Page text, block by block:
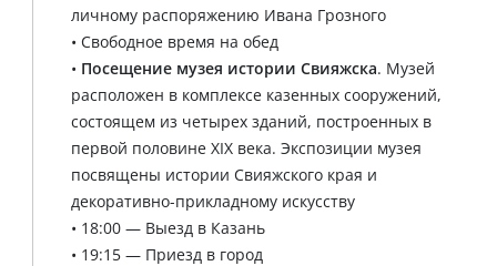
личному распоряжению Ивана Грозного
• Свободное время на обед
• Посещение музея истории Свияжска. Музей
расположен в комплексе казенных сооружений,
состоящем из четырех зданий, построенных в
первой половине XIX века. Экспозиции музея
посвящены истории Свияжского края и
декоративно-прикладному искусству
• 18:00 — Выезд в Казань
• 19:15 — Приезд в город